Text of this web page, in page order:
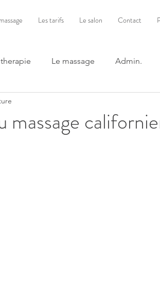
Les tarifs Le salon Contact
Le massage Admin.
massage